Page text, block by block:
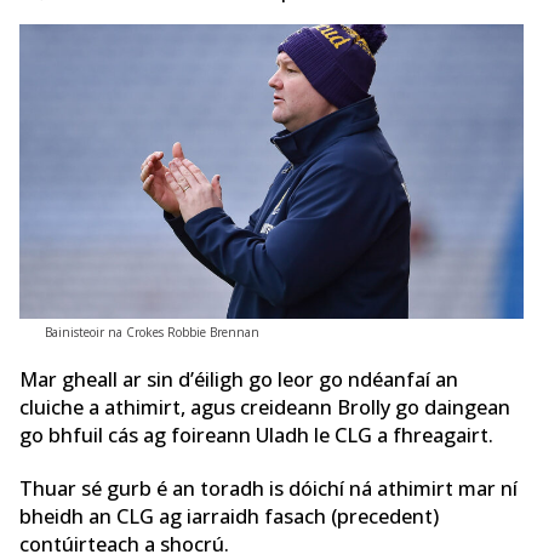
Bainisteoir na Crokes Robbie Brennan
Mar gheall ar sin d’éiligh go leor go ndéanfaí an
cluiche a athimirt, agus creideann Brolly go daingean
go bhfuil cás ag foireann Uladh le CLG a fhreagairt.
Thuar sé gurb é an toradh is dóichí ná athimirt mar ní
bheidh an CLG ag iarraidh fasach (precedent)
contúirteach a shocrú.